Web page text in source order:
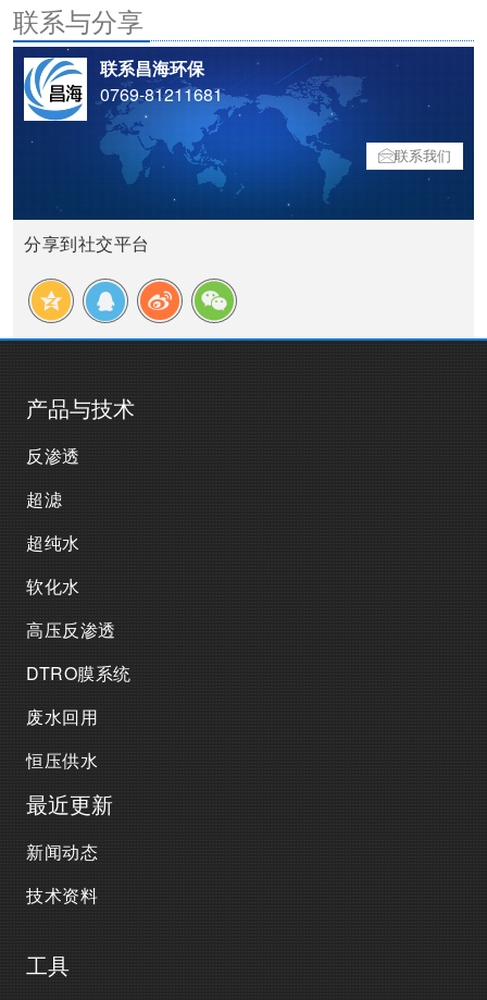
联系与分享
联系昌海环保
0769-81211681
联系我们
分享到社交平台
产品与技术
反渗透
超滤
超纯水
软化水
高压反渗透
DTRO膜系统
废水回用
恒压供水
最近更新
新闻动态
技术资料
工具